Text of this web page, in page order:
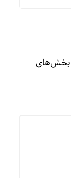
بخش‌های